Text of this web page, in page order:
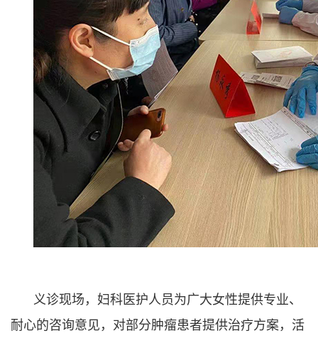
义诊现场，妇科医护人员为广大女性提供专业、
耐心的咨询意见，对部分肿瘤患者提供治疗方案，活